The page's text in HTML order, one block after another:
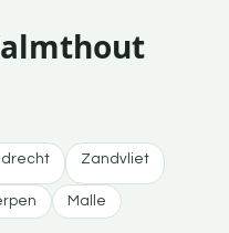
Zandvliet
Malle